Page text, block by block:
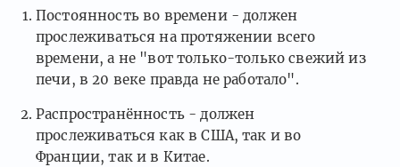
Постоянность во времени - должен
прослеживаться на протяжении всего
времени, а не "вот только-только свежий из
печи, в 20 веке правда не работало".
Распространённость - должен
прослеживаться как в США, так и во
Франции, так и в Китае.